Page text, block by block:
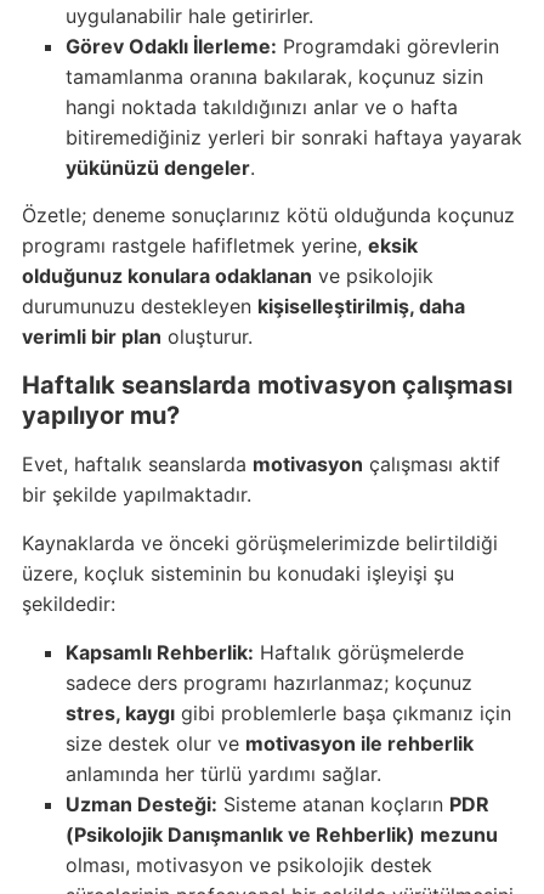
uygulanabilir hale getirirler.
Görev Odaklı İlerleme: Programdaki görevlerin
tamamlanma oranına bakılarak, koçunuz sizin
hangi noktada takıldığınızı anlar ve o hafta
bitiremediğiniz yerleri bir sonraki haftaya yayarak
yükünüzü dengeler.
Özetle; deneme sonuçlarınız kötü olduğunda koçunuz
programı rastgele hafifletmek yerine, eksik
olduğunuz konulara odaklanan ve psikolojik
durumunuzu destekleyen kişiselleştirilmiş, daha
verimli bir plan oluşturur.
Haftalık seanslarda motivasyon çalışması
yapılıyor mu?
Evet, haftalık seanslarda motivasyon çalışması aktif
bir şekilde yapılmaktadır.
Kaynaklarda ve önceki görüşmelerimizde belirtildiği
üzere, koçluk sisteminin bu konudaki işleyişi şu
şekildedir:
Kapsamlı Rehberlik: Haftalık görüşmelerde
sadece ders programı hazırlanmaz; koçunuz
stres, kaygıgibi problemlerle başa çıkmanız için
size destek olur ve motivasyon ile rehberlik
anlamında her türlü yardımı sağlar.
Uzman Desteği: Sisteme atanan koçların PDR
(Psikolojik Danışmanlık ve Rehberlik) mezunu
olması, motivasyon ve psikolojik destek